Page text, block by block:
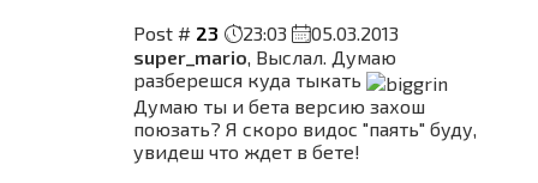
Post # 23 23:03
05.03.2013
super_mario, Выслал. Думаю
разберешся куда тыкать
Думаю ты и бета версию захош
поюзать? Я скоро видос "паять" буду,
увидеш что ждет в бете!